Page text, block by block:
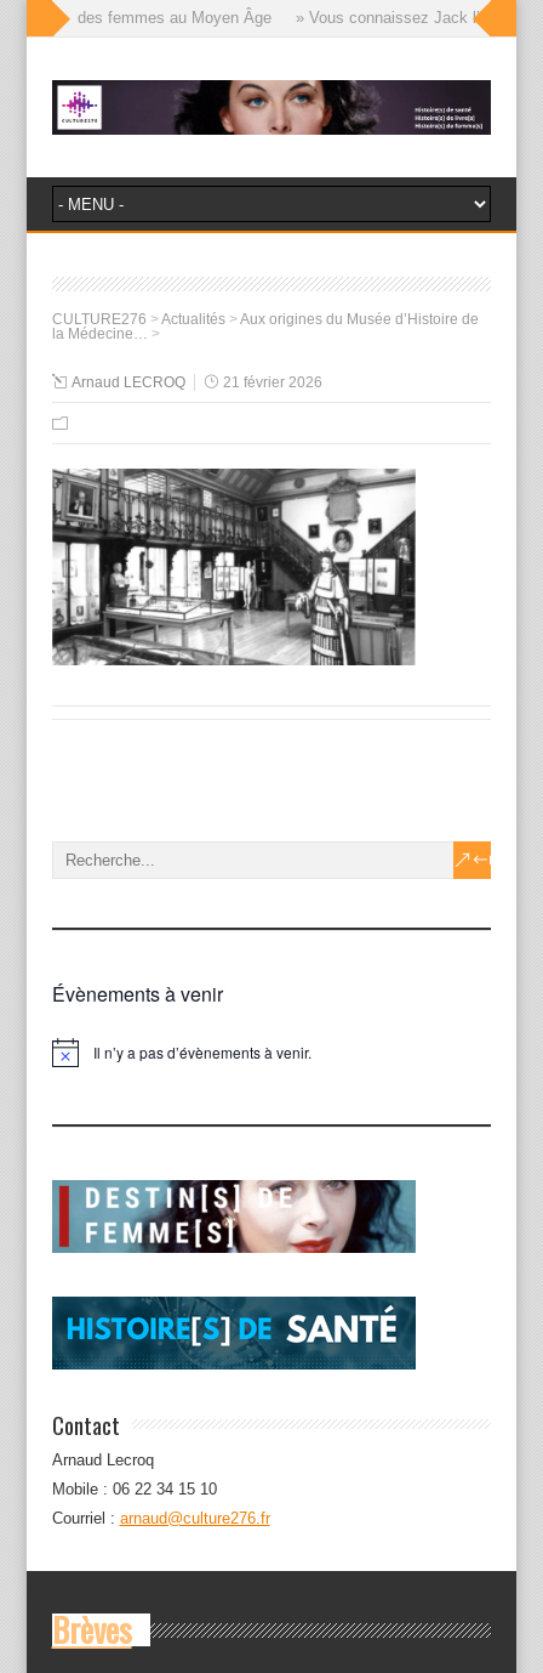
visages des femmes au Moyen Âge » Vous connaissez Jack
CULTURE276 >Actualités>Aux origines du Musée d’Histoire de
la Médecine… >
Arnaud LECROQ 21 février 2026
Évènements à venir
Notice Il n’y a pas d’évènements à venir.
Contact
Arnaud Lecroq
Mobile : 06 22 34 15 10
Courriel : arnaud@culture276.fr
Brèves